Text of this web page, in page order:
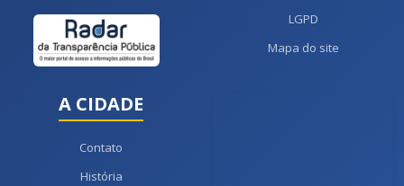
LGPD
Mapa do site
A CIDADE
Contato
História